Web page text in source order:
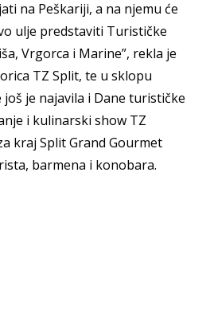
na Peškariji, a na njemu će
ulje predstaviti Turističke
Vrgorca i Marine”, rekla je
TZ Split, te u sklopu
je najavila i Dane turističke
i kulinarski show TZ
kraj Split Grand Gourmet
barmena i konobara.